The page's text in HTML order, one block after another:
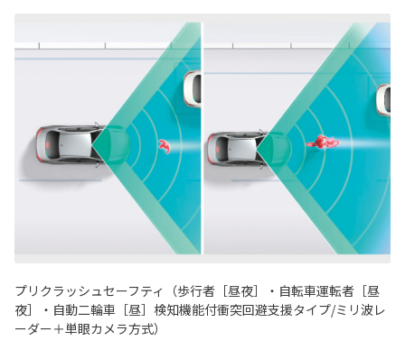
プリクラッシュセーフティ（歩行者［昼夜］・自転車運転者［昼
夜］・自動二輪車［昼］検知機能付衝突回避支援タイプ/ミリ波レ
ーダー＋単眼カメラ方式）